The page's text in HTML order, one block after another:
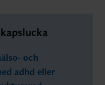
och
adhd eller